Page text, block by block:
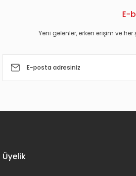
E-
Yeni gelenler, erken erişim ve
Üyelik